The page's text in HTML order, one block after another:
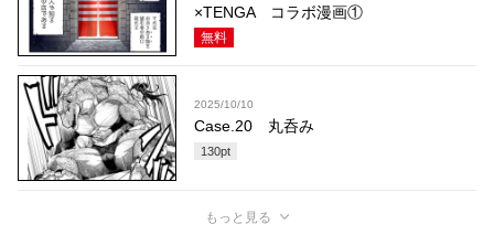
×TENGA コラボ漫画①
無料
2025/10/10
Case.20 丸呑み
130pt
もっと見る